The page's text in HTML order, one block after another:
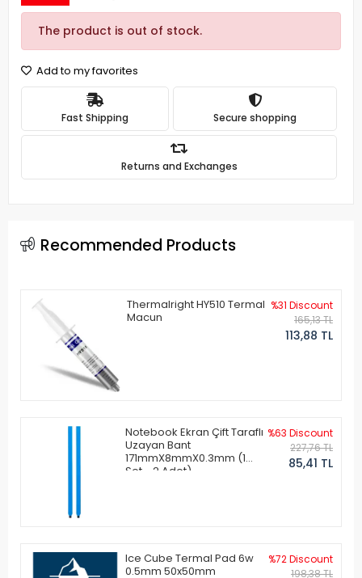
The product is out of stock.
Add to my favorites
Fast Shipping Secure shopping
Returns and Exchanges
Recommended Products
Thermalright HY510 Termal
Macun
%31 Discount
165,13 TL
113,88 TL
Notebook Ekran Çift Taraflı
Uzayan Bant
171mmX8mmX0.3mm (1
Set - 2 Adet)
%63 Discount
227,76 TL
85,41 TL
Ice Cube Termal Pad 6w
0.5mm 50x50mm
%72 Discount
198,38 TL